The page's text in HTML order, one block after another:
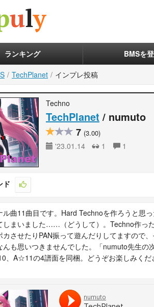
ランキング BMSを
TechPlanet インプレ投稿
Techno
TechPlanet / numuto
7 (3.00)
'23.01.14 1 1
ド
ル曲11曲目です。Hard Technoを作ろうと思
しまいました……（どうして）。Techno作っ
カさせたりPAN振って遊んだりしてますので
んも思いつきませんでした。「numuto先生
、A☆11の4譜面を同梱。どうぞお楽しみくだ